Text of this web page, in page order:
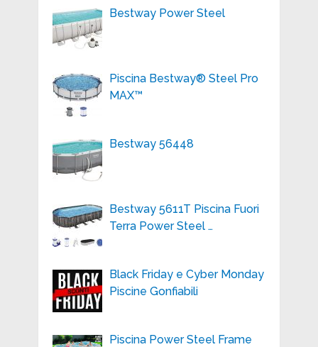
Bestway Power Steel
Piscina Bestway® Steel Pro
MAX™
Bestway 56448
Bestway 5611T Piscina Fuori
Terra Power Steel …
Black Friday e Cyber Monday
Piscine Gonfiabili
Piscina Power Steel Frame